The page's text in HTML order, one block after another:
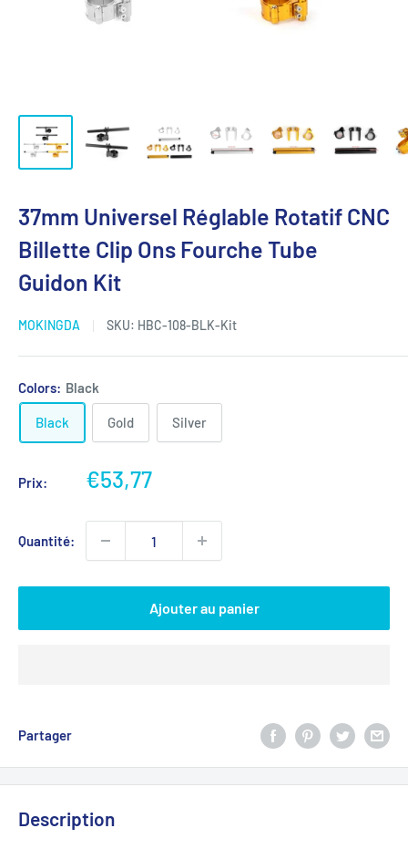
37mm Universel Réglable Rotatif CNC
Billette Clip Ons Fourche Tube
Guidon Kit
MOKINGDA SKU: HBC-108-BLK-Kit
Colors: Black
Black Gold Silver
Prix:
Prix
€53,77
Quantité:
Ajouter au panier
Partager
Description